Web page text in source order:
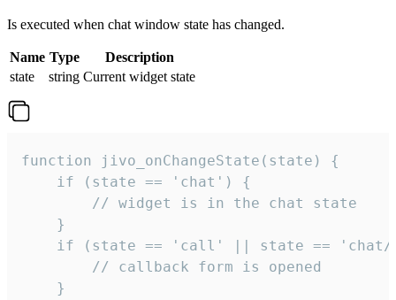
Is executed when chat window state has changed.
Name Type
Description
state
string Current widget state
function jivo_onChangeState(state) {
    if (state == 'chat') {
        // widget is in the chat state
    }
if (state == 'call' || state ==
        // callback form is opened
    }